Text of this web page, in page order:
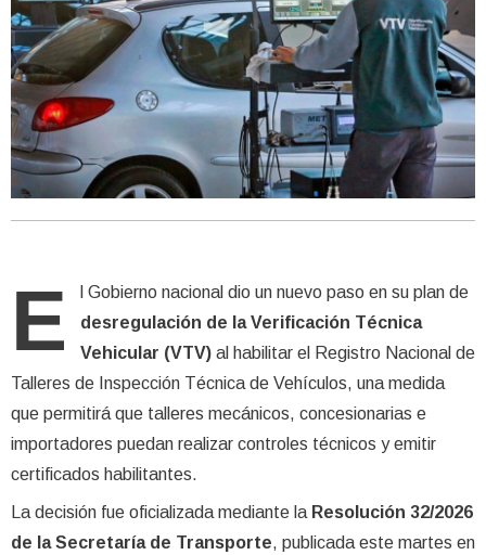
E
l Gobierno nacional dio un nuevo paso en su plan de
desregulación de la Verificación Técnica
Vehicular (VTV) al habilitar el Registro Nacional de
Talleres de Inspección Técnica de Vehículos, una medida
que permitirá que talleres mecánicos, concesionarias e
importadores puedan realizar controles técnicos y emitir
certificados habilitantes.
La decisión fue oficializada mediante la Resolución 32/2026
de la Secretaría de Transporte, publicada este martes en